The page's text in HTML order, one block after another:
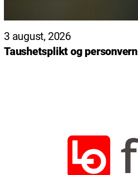
3 august, 2026
Taushetsplikt og personvern